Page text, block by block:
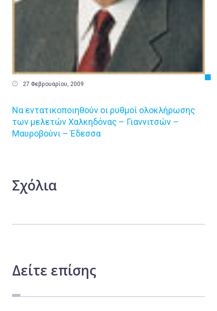
 27 Φεβρουαρίου, 2009
Να εντατικοποιηθούν οι ρυθμοί ολοκλήρωσης
των μελετών Χαλκηδόνας – Γιαννιτσών –
Μαυροβούνι – Έδεσσα
Σχόλια
Δείτε επίσης